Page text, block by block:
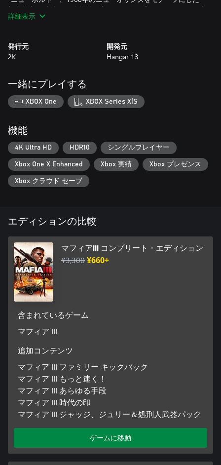
架空都市： 広大で、多様性に富む、悪徳の香りただようオープ
ンワールド 。当時を感じさせる多様な風景と音に彩られ、人々
*望まずしてなった非情のアンチヒーロー： 君はリンカーン ク
ァミリー」に近いものだった黒人組織を皆殺しにしたイタリア
ン マフィアへの復讐を誓った男だ。
*復讐： プレイスタイルは思うがままだ。腕力と銃にものを言
しての経験と集めた情報を駆使し、マフィアどもを八つ裂きに
しろ。
*ファミリーの再建： 自分なりのやり方で新たな組織を築きあ
げろ。鍵を握るのは、腹心のうち誰に報い、誰を切り捨てるか
だ...
詳細表示
発行元
2K
開発元
Hangar 13
一緒にプレイする
XBOX One XBOX Series X|S
機能
4K Ultra HD HDR10 シングルプレイヤー
Xbox One X Enhanced Xbox 実績 Xbox プレゼンス
Xbox クラウド セーブ
エディションの比較
マフィアIII コンプリート・エディション
¥3,300¥660+
含まれているゲーム
マフィア III
追加コンテンツ
マフィア III ファミリー キックバック
マフィア III もっと速く！
マフィア III あらゆる手段
マフィア III 時代の印
マフィア III ジャッジ、ジュリー＆処刑人武器パック
ゲームに移動